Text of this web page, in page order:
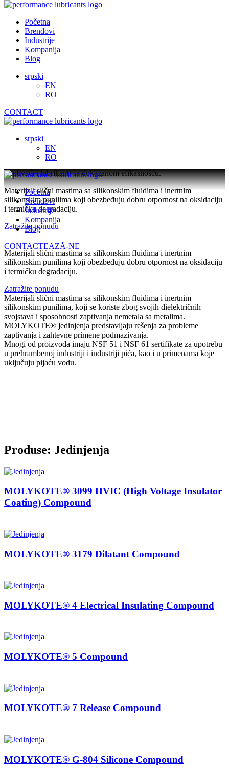
Skip
contentPočetna
Brendovi
Industrije
Kompanija
Blog
srpski
EN
RO
CONTACT
srpski
EN
RO
Početna
Brendovi
Industrije
Kompanija
Blog
CONTACTEAZĂ-NE
Jedinjenja
Zaptivači i lubrikanti sa dokazanom efikasnošću.
Materijali slični mastima sa silikonskim fluidima i inertnim
silikonskim punilima koji obezbeđuju dobru otpornost na oksidaciju
i termičku degradaciju.
Zatražite ponudu
Materijali slični mastima sa silikonskim fluidima i inertnim
silikonskim punilima koji obezbeđuju dobru otpornost na oksidaciju
i termičku degradaciju.
Zatražite ponudu
Materijali slični mastima sa silikonskim fluidima i inertnim
silikonskim punilima, koji se koriste zbog svojih dielektričnih
svojstava i sposobnosti zaptivanja nemetala sa metalima.
MOLYKOTE® jedinjenja predstavljaju rešenja za probleme
zaptivanja i zahtevne primene podmazivanja.
Mnogi od proizvoda imaju NSF 51 i NSF 61 sertifikate za upotrebu
u prehrambenoj industriji i industriji pića, kao i u primenama koje
uključuju pijaću vodu.
Produse: Jedinjenja
MOLYKOTE® 3099 HVIC (High Voltage Insulator
Coating) Compound
MOLYKOTE® 3179 Dilatant Compound
MOLYKOTE® 4 Electrical Insulating Compound
MOLYKOTE® 5 Compound
MOLYKOTE® 7 Release Compound
MOLYKOTE® G-804 Silicone Compound